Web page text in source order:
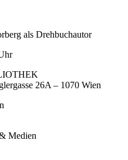
als Drehbuchautor
26A – 1070 Wien
Medien